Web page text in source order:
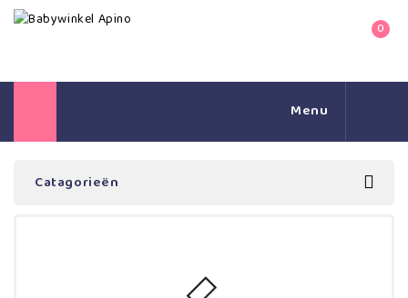
0
Menu
Catagorieën